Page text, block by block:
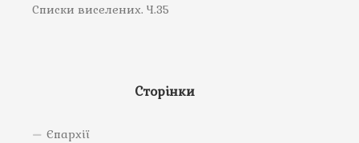
Списки виселених. Ч.35
Сторінки
Єпархії